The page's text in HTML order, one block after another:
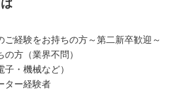
経験をお持ちの方～第二新卒歓迎～
方（業界不問）
・機械など）
ター経験者